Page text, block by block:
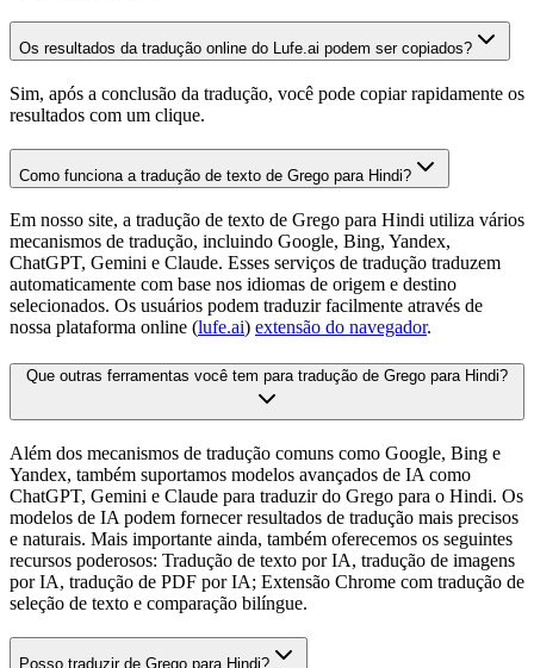
Os resultados da tradução online do Lufe.ai podem ser copiados?
Sim, após a conclusão da tradução, você pode copiar rapidamente os
resultados com um clique.
Como funciona a tradução de texto de Grego para Hindi?
Em nosso site, a tradução de texto de Grego para Hindi utiliza vários
mecanismos de tradução, incluindo Google, Bing, Yandex,
ChatGPT, Gemini e Claude. Esses serviços de tradução traduzem
automaticamente com base nos idiomas de origem e destino
selecionados. Os usuários podem traduzir facilmente através de
nossa plataforma online (lufe.ai) extensão do navegador.
Que outras ferramentas você tem para tradução de Grego para Hindi?
Além dos mecanismos de tradução comuns como Google, Bing e
Yandex, também suportamos modelos avançados de IA como
ChatGPT, Gemini e Claude para traduzir do Grego para o Hindi. Os
modelos de IA podem fornecer resultados de tradução mais precisos
e naturais. Mais importante ainda, também oferecemos os seguintes
recursos poderosos: Tradução de texto por IA, tradução de imagens
por IA, tradução de PDF por IA; Extensão Chrome com tradução de
seleção de texto e comparação bilíngue.
Posso traduzir de Grego para Hindi?